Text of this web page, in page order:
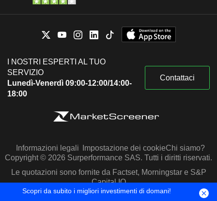
I NOSTRI ESPERTI AL TUO
SERVIZIO
Lunedì-Venerdì 09:00-12:00/14:00-
18:00
Contattaci
Informazioni legali Impostazione dei cookieChi siamo?
Copyright © 2026 Surperformance SAS. Tutti i diritti riservati.
Le quotazioni sono fornite da Factset, Morningstar e S&P
Capital IQ
Scopri da subito i migliori investimenti di domani!